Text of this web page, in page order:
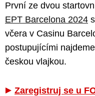
První ze dvou
EPT Barcelona 2024
včera v Casinu
postupujícími
českou vlajkou.
Zaregistruj se u